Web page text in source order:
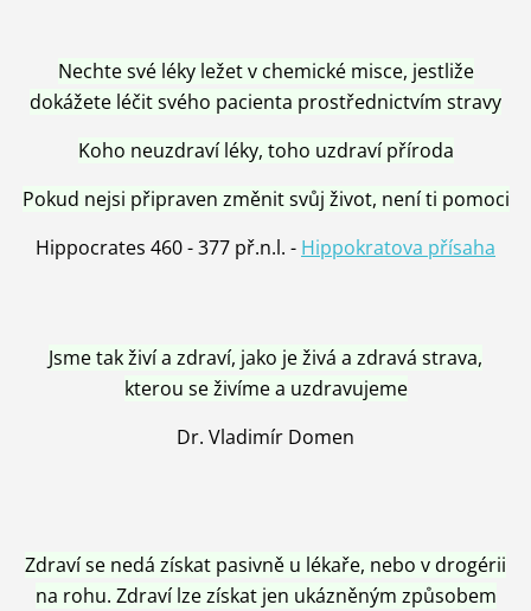
Nechte své léky ležet v chemické misce, jestliže
dokážete léčit svého pacienta prostřednictvím stravy
Koho neuzdraví léky, toho uzdraví příroda
Pokud nejsi připraven změnit svůj život, není ti pomoci
Hippocrates 460 - 377 př.n.l. - Hippokratova přísaha
Jsme tak živí a zdraví, jako je živá a zdravá strava,
kterou se živíme a uzdravujeme
Dr. Vladimír Domen
Zdraví se nedá získat pasivně u lékaře, nebo v drogérii
na rohu. Zdraví lze získat jen ukázněným způsobem